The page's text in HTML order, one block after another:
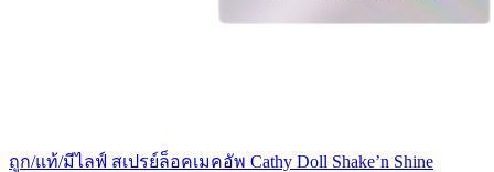
ถูก/แท้/มีไลฟ์ สเปรย์ล็อคเมคอัพ Cathy Doll Shake’n Shine